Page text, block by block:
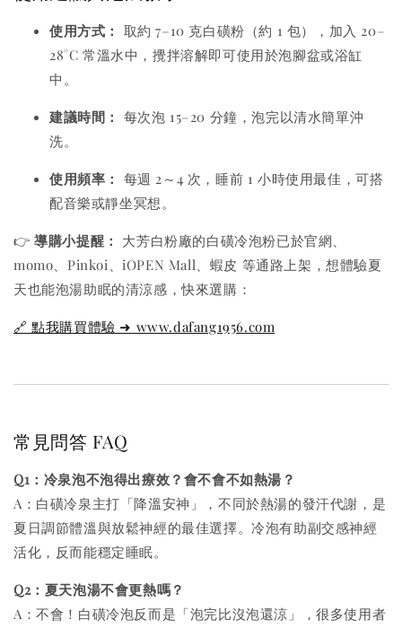
使用方式： 取約 7–10 克白磺粉（約 1 包），加入 20–
28°C 常溫水中，攪拌溶解即可使用於泡腳盆或浴缸
中。
建議時間： 每次泡 15–20 分鐘，泡完以清水簡單沖
洗。
使用頻率： 每週 2～4 次，睡前 1 小時使用最佳，可搭
配音樂或靜坐冥想。
👉導購小提醒： 大芳白粉廠的白磺冷泡粉已於官網、
momo、Pinkoi、iOPEN Mall、蝦皮 等通路上架，想體驗夏
天也能泡湯助眠的清涼感，快來選購：
🔗點我購買體驗 ➜ www.dafang1956.com
常見問答 FAQ
Q1：冷泉泡不泡得出療效？會不會不如熱湯？
A：白磺冷泉主打「降溫安神」，不同於熱湯的發汗代謝，是
夏日調節體溫與放鬆神經的最佳選擇。冷泡有助副交感神經
活化，反而能穩定睡眠。
Q2：夏天泡湯不會更熱嗎？
A：不會！白磺冷泡反而是「泡完比沒泡還涼」，很多使用者